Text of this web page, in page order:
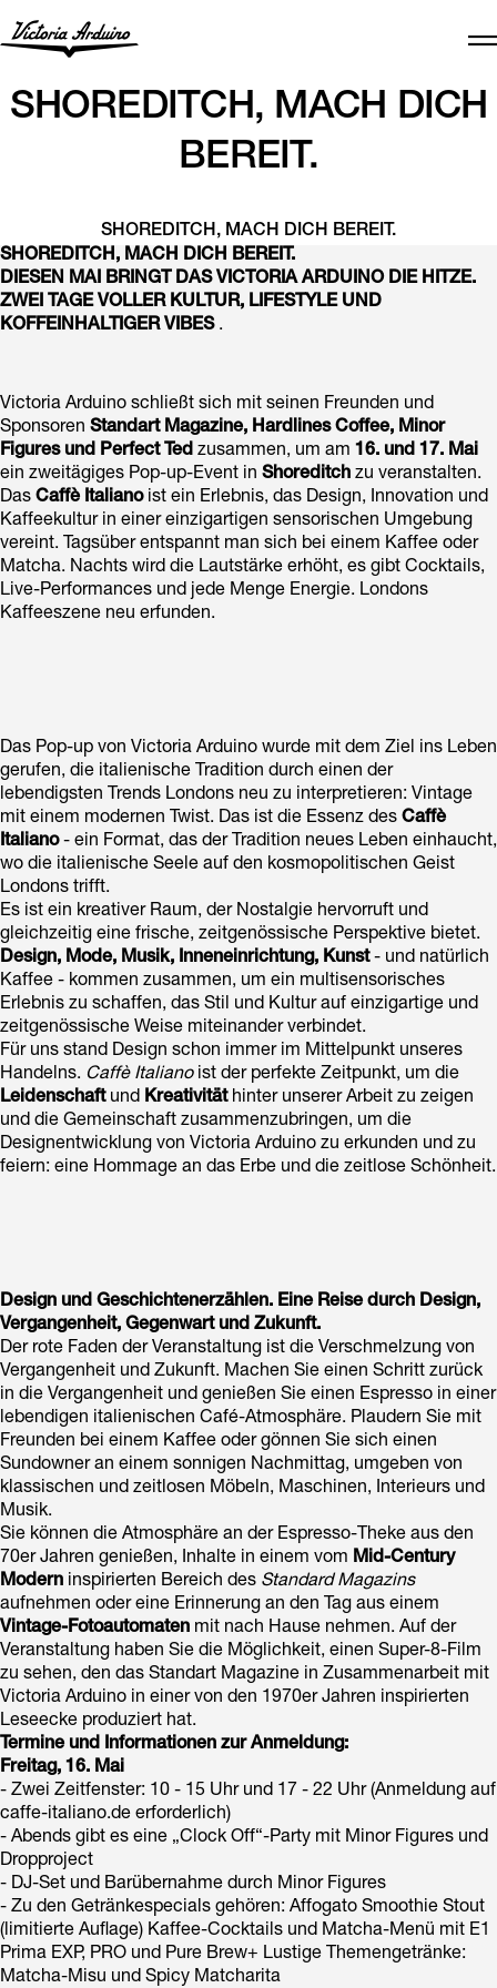
SHOREDITCH, MACH DICH
BEREIT.
SHOREDITCH, MACH DICH BEREIT.
SHOREDITCH, MACH DICH BEREIT.
DIESEN MAI BRINGT DAS VICTORIA ARDUINO DIE HITZE.
ZWEI TAGE VOLLER KULTUR, LIFESTYLE UND
KOFFEINHALTIGER VIBES .
Victoria Arduino schließt sich mit seinen Freunden und
Sponsoren Standart Magazine, Hardlines Coffee, Minor
Figures und Perfect Ted zusammen, um am 16. und 17. Mai
ein zweitägiges Pop-up-Event in Shoreditch zu veranstalten.
Das Caffè Italianoist ein Erlebnis, das Design, Innovation und
Kaffeekultur in einer einzigartigen sensorischen Umgebung
vereint. Tagsüber entspannt man sich bei einem Kaffee oder
Matcha. Nachts wird die Lautstärke erhöht, es gibt Cocktails,
Live-Performances und jede Menge Energie. Londons
Kaffeeszene neu erfunden.
Das Pop-up von Victoria Arduino wurde mit dem Ziel ins Leben
gerufen, die italienische Tradition durch einen der
lebendigsten Trends Londons neu zu interpretieren: Vintage
mit einem modernen Twist. Das ist die Essenz des Caffè
Italiano- ein Format, das der Tradition neues Leben einhaucht,
wo die italienische Seele auf den kosmopolitischen Geist
Londons trifft.
Es ist ein kreativer Raum, der Nostalgie hervorruft und
gleichzeitig eine frische, zeitgenössische Perspektive bietet.
Design, Mode, Musik, Inneneinrichtung, Kunst- und natürlich
Kaffee - kommen zusammen, um ein multisensorisches
Erlebnis zu schaffen, das Stil und Kultur auf einzigartige und
zeitgenössische Weise miteinander verbindet.
Für uns stand Design schon immer im Mittelpunkt unseres
Handelns. Caffè Italianoist der perfekte Zeitpunkt, um die
Leidenschaftund Kreativitäthinter unserer Arbeit zu zeigen
und die Gemeinschaft zusammenzubringen, um die
Designentwicklung von Victoria Arduino zu erkunden und zu
feiern: eine Hommage an das Erbe und die zeitlose Schönheit.
Design und Geschichtenerzählen. Eine Reise durch Design,
Vergangenheit, Gegenwart und Zukunft.
Der rote Faden der Veranstaltung ist die Verschmelzung von
Vergangenheit und Zukunft. Machen Sie einen Schritt zurück
in die Vergangenheit und genießen Sie einen Espresso in einer
lebendigen italienischen Café-Atmosphäre. Plaudern Sie mit
Freunden bei einem Kaffee oder gönnen Sie sich einen
Sundowner an einem sonnigen Nachmittag, umgeben von
klassischen und zeitlosen Möbeln, Maschinen, Interieurs und
Musik.
Sie können die Atmosphäre an der Espresso-Theke aus den
70er Jahren genießen, Inhalte in einem vom Mid-Century
Modern inspirierten Bereich des Standard Magazins
aufnehmen oder eine Erinnerung an den Tag aus einem
Vintage-Fotoautomaten mit nach Hause nehmen. Auf der
Veranstaltung haben Sie die Möglichkeit, einen Super-8-Film
zu sehen, den das Standart Magazine in Zusammenarbeit mit
Victoria Arduino in einer von den 1970er Jahren inspirierten
Leseecke produziert hat.
Termine und Informationen zur Anmeldung:
Freitag, 16. Mai
- Zwei Zeitfenster: 10 - 15 Uhr und 17 - 22 Uhr (Anmeldung auf
caffe-italiano.de erforderlich)
- Abends gibt es eine „Clock Off“-Party mit Minor Figures und
Dropproject
- DJ-Set und Barübernahme durch Minor Figures
- Zu den Getränkespecials gehören: Affogato Smoothie Stout
(limitierte Auflage) Kaffee-Cocktails und Matcha-Menü mit E1
Prima EXP, PRO und Pure Brew+ Lustige Themengetränke:
Matcha-Misu und Spicy Matcharita